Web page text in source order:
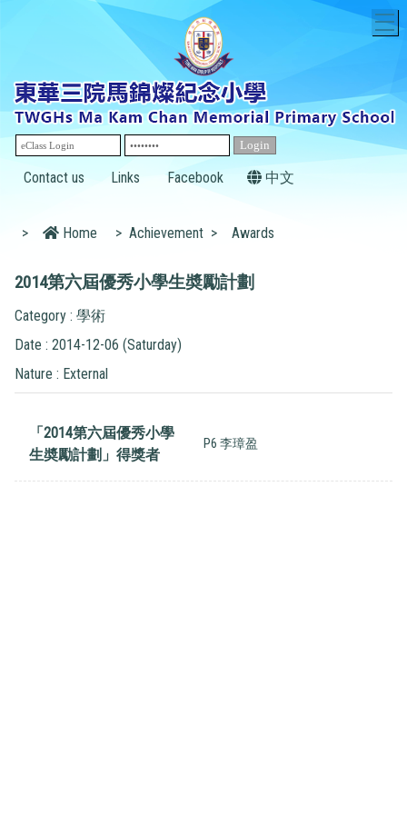
Contact us Links Facebook 中文
> Home > Achievement > Awards
2014第六屆優秀小學生奬勵計劃
Category : 學術
Date : 2014-12-06 (Saturday)
Nature : External
「2014第六屆優秀小學
生奬勵計劃」得獎者
P6 李璋盈